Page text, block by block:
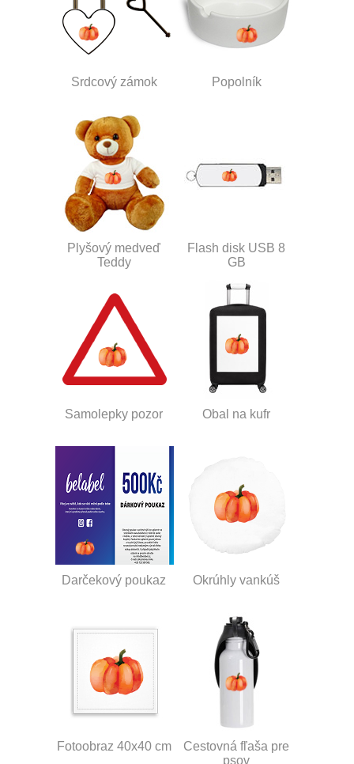
Srdcový zámok Popolník
Plyšový medveď
Teddy
Flash disk USB 8
GB
Samolepky pozor Obal na kufr
Darčekový poukaz Okrúhly vankúš
Fotoobraz 40x40 cm
Cestovná fľaša pre
psov